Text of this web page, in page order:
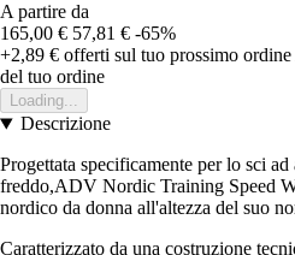
A partire da
165,00 € 57,81 € -65%
+2,89 € offerti sul tuo prossimo ordine
del tuo ordine
Loading...
Descrizione
Progettata specificamente per lo sci
freddo,ADV Nordic Training Speed
nordico da donna all'altezza del suo
Caratterizzato da una costruzione